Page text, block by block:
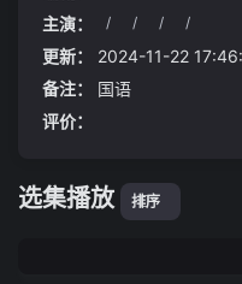
未来很长一段时间内我
握好进场时间在相对低
定投也未尝不可在特殊
就算达不到预期目标也
年、30、50年国债利息
之如鹜了说明稳健的投
0万人口的地方除了摩天
事与魅力的街道它们如
未来承载着生活的烟火
最值得一游的15条街道
牛肉馍是亳州很有名气的
粉丝、姜、葱等辅材为馅
元曲中为什么总是喜欢描
主演：
/ / / /
更新：
2024-11-22
备注：
国语
评价：
选集播放 排序